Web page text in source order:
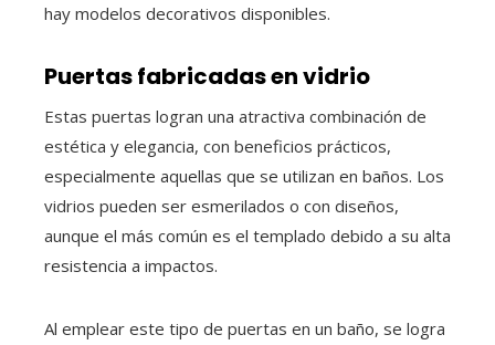
hay modelos decorativos disponibles.
Puertas fabricadas en vidrio
Estas puertas logran una atractiva combinación de
estética y elegancia, con beneficios prácticos,
especialmente aquellas que se utilizan en baños. Los
vidrios pueden ser esmerilados o con diseños,
aunque el más común es el templado debido a su alta
resistencia a impactos.
Al emplear este tipo de puertas en un baño, se logra